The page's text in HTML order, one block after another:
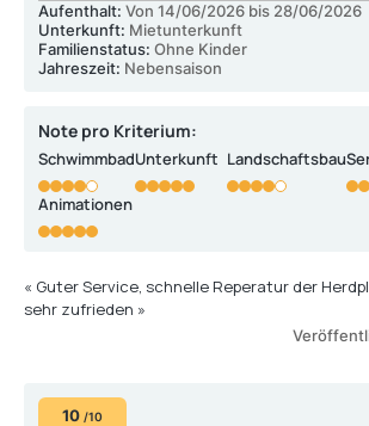
Aufenthalt: Von 14/06/2026 bis 28/06/2026
Unterkunft: Mietunterkunft
Familienstatus: Ohne Kinder
Jahreszeit: Nebensaison
Note pro Kriterium:
Schwimmbad Unterkunft Landschaftsbau
Animationen
« Guter Service, schnelle Reperatur der
sehr zufrieden »
10 /10